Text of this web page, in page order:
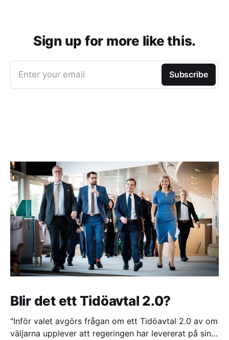
Sign up for more like this.
Enter your email Subscribe
Blir det ett Tidöavtal 2.0?
"Inför valet avgörs frågan om ett Tidöavtal 2.0 av om
väljarna upplever att regeringen har levererat på sina